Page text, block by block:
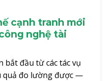
cạnh tranh mới
nghệ tài
bắt đầu từ các tác vụ
quả đo lường được —